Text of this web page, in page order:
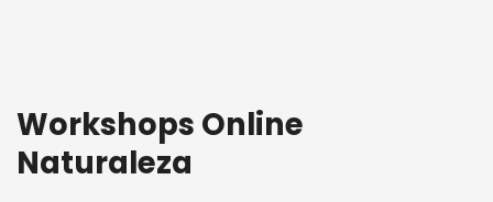
Workshops Online
Naturaleza